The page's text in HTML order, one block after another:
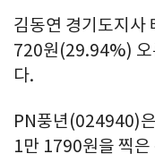
김동연 경기도지사
720원(29.94%) 오
다.
PN풍년(024940)
1만 1790원을 찍